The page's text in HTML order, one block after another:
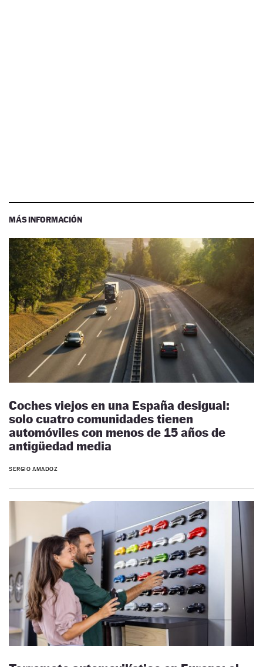
MÁS INFORMACIÓN
Coches viejos en una España desigual:
solo cuatro comunidades tienen
automóviles con menos de 15 años de
antigüedad media
SERGIO AMADOZ